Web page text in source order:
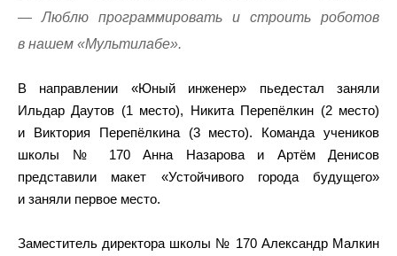
— Люблю программировать и строить роботов
в нашем «Мультилабе».
В направлении «Юный инженер» пьедестал заняли
Ильдар Даутов (1 место), Никита Перепёлкин (2 место)
и Виктория Перепёлкина (3 место). Команда учеников
школы № 170 Анна Назарова и Артём Денисов
представили макет «Устойчивого города будущего»
и заняли первое место.
Заместитель директора школы № 170 Александр Малкин